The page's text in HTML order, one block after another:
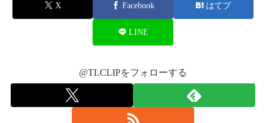
X Facebook はてブ
LINE
@TLCLIPをフォローする